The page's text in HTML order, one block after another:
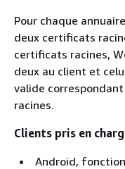
Pour chaque
deux certificats
certificats racines,
deux au client et
valide
racines.
Clients pris en
Android,